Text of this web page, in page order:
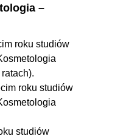
–
roku studiów
roku studiów
studiów